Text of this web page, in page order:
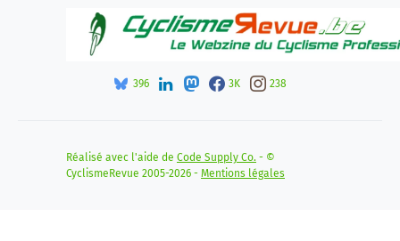
396 3K 238
Réalisé avec l'aide de Code Supply Co. - ©
CyclismeRevue 2005-2026 - Mentions légales